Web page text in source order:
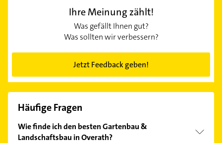
Ihre Meinung zählt!
Was gefällt Ihnen gut?
Was sollten wir verbessern?
Jetzt Feedback geben!
Häufige Fragen
Wie finde ich den besten Gartenbau &
Landschaftsbau in Overath?